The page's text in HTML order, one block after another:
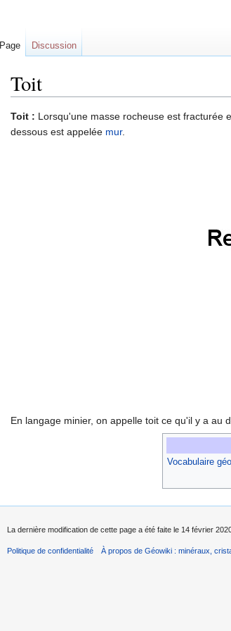
Toit
Toit : Lorsqu'une masse rocheuse est fracturée
dessous est appelée mur.
En langage minier, on appelle toit ce qu'il y a au
Vocabulaire
Page Discussion
La dernière modification de cette page a été faite le 14 février
Politique de confidentialité À propos de Géowiki : minéraux,